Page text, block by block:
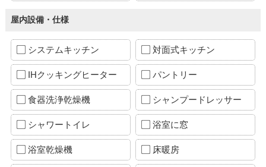
屋内設備・仕様
システムキッチン 対面式キッチン
IHクッキングヒーター パントリー
食器洗浄乾燥機 シャンプードレッサー
シャワートイレ 浴室に窓
浴室乾燥機 床暖房